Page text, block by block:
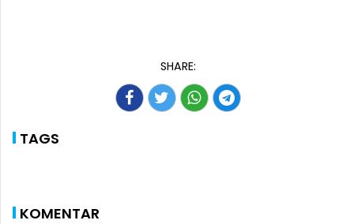
SHARE:
TAGS
KOMENTAR